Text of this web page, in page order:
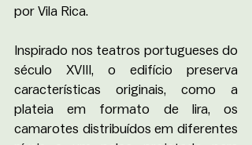
por Vila Rica.
Inspirado nos teatros portugueses do
século XVIII, o edifício preserva
características originais, como a
plateia em formato de lira, os
camarotes distribuídos em diferentes